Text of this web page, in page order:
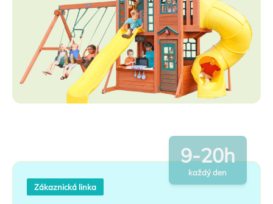
Zákaznická linka
9-20h
každý den